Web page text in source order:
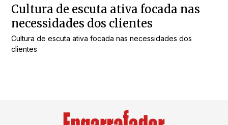
Cultura de escuta ativa focada nas
necessidades dos clientes
Cultura de escuta ativa focada nas necessidades dos
clientes